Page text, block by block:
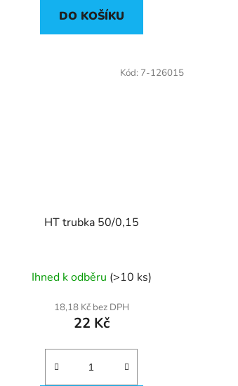
DO KOŠÍKU
HT trubka 50/0,15
Ihned k odběru (>10 ks)
18,18 Kč bez DPH
22 Kč
Kód: 7-126015